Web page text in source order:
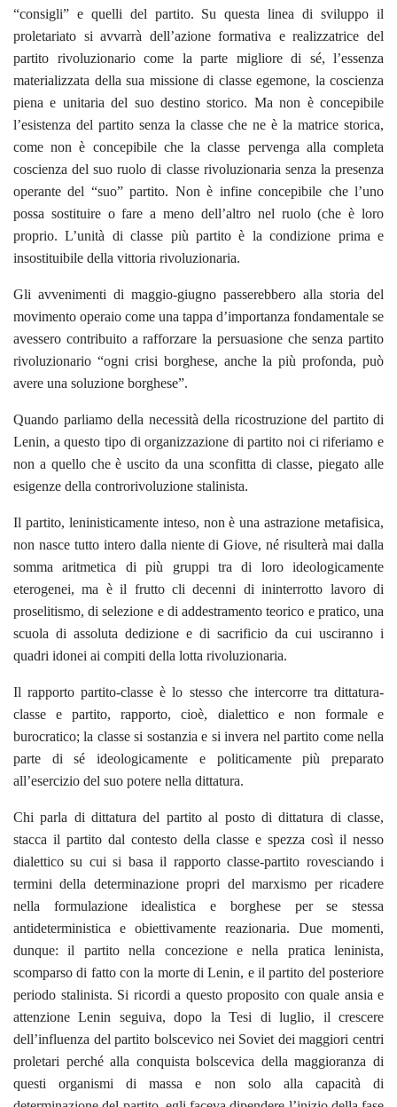
“consigli” e quelli del partito. Su questa linea di sviluppo il
proletariato si avvarrà dell’azione formativa e realizzatrice del
partito rivoluzionario come la parte migliore di sé, l’essenza
materializzata della sua missione di classe egemone, la coscienza
piena e unitaria del suo destino storico. Ma non è concepibile
l’esistenza del partito senza la classe che ne è la matrice storica,
come non è concepibile che la classe pervenga alla completa
coscienza del suo ruolo di classe rivoluzionaria senza la presenza
operante del “suo” partito. Non è infine concepibile che l’uno
possa sostituire o fare a meno dell’altro nel ruolo (che è loro
proprio. L’unità di classe più partito è la condizione prima e
insostituibile della vittoria rivoluzionaria.
Gli avvenimenti di maggio-giugno passerebbero alla storia del
movimento operaio come una tappa d’importanza fondamentale se
avessero contribuito a rafforzare la persuasione che senza partito
rivoluzionario “ogni crisi borghese, anche la più profonda, può
avere una soluzione borghese”.
Quando parliamo della necessità della ricostruzione del partito di
Lenin, a questo tipo di organizzazione di partito noi ci riferiamo e
non a quello che è uscito da una sconfitta di classe, piegato alle
esigenze della controrivoluzione stalinista.
Il partito, leninisticamente inteso, non è una astrazione metafisica,
non nasce tutto intero dalla niente di Giove, né risulterà mai dalla
somma aritmetica di più gruppi tra di loro ideologicamente
eterogenei, ma è il frutto cli decenni di ininterrotto lavoro di
proselitismo, di selezione e di addestramento teorico e pratico, una
scuola di assoluta dedizione e di sacrificio da cui usciranno i
quadri idonei ai compiti della lotta rivoluzionaria.
Il rapporto partito-classe è lo stesso che intercorre tra dittatura-
classe e partito, rapporto, cioè, dialettico e non formale e
burocratico; la classe si sostanzia e si invera nel partito come nella
parte di sé ideologicamente e politicamente più preparato
all’esercizio del suo potere nella dittatura.
Chi parla di dittatura del partito al posto di dittatura di classe,
stacca il partito dal contesto della classe e spezza così il nesso
dialettico su cui si basa il rapporto classe-partito rovesciando i
termini della determinazione propri del marxismo per ricadere
nella formulazione idealistica e borghese per se stessa
antideterministica e obiettivamente reazionaria. Due momenti,
dunque: il partito nella concezione e nella pratica leninista,
scomparso di fatto con la morte di Lenin, e il partito del posteriore
periodo stalinista. Si ricordi a questo proposito con quale ansia e
attenzione Lenin seguiva, dopo la Tesi di luglio, il crescere
dell’influenza del partito bolscevico nei Soviet dei maggiori centri
proletari perché alla conquista bolscevica della maggioranza di
questi organismi di massa e non solo alla capacità di